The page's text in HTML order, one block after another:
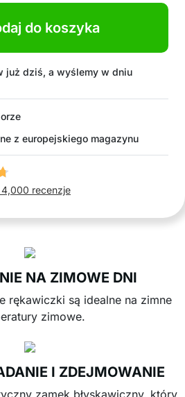
do koszyka
już dziś, a wyślemy w dniu
z europejskiego magazynu
recenzje
NA ZIMOWE DNI
rękawiczki są idealne na zimne
zimowe.
I ZDEJMOWANIE